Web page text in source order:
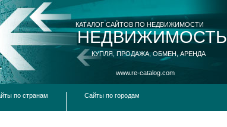
КАТАЛОГ САЙТОВ ПО НЕДВИЖИМОСТИ
НЕДВИЖИМОСТЬ
КУПЛЯ, ПРОДАЖА, ОБМЕН, АРЕНДА
www.re-catalog.com
по странам Сайты по городам